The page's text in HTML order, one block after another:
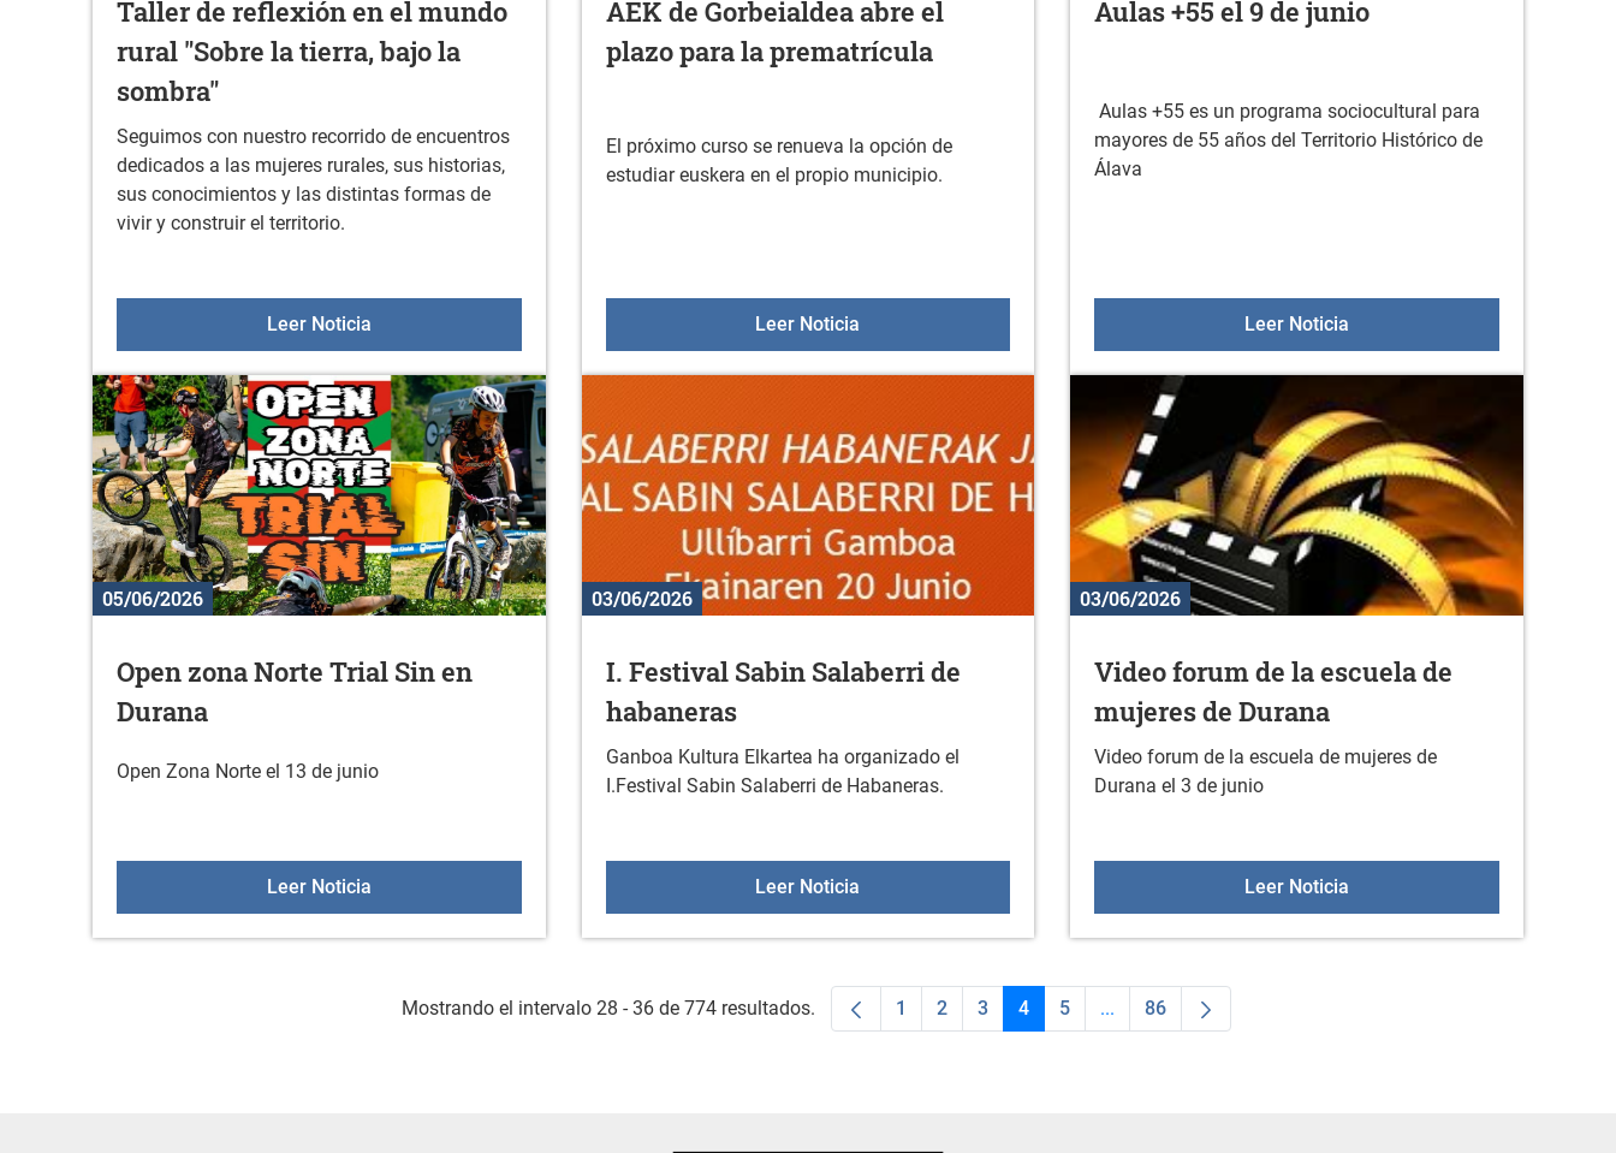
Taller de reflexión en el mundo
rural "Sobre la tierra, bajo la
sombra"
Seguimos con nuestro recorrido de encuentros
dedicados a las mujeres rurales, sus historias,
sus conocimientos y las distintas formas de
vivir y construir el territorio.
Leer NoticiaTaller de reflexión en el mundo rural "Sobre la tierra, bajo la sombra"
AEK de Gorbeialdea abre el
plazo para la prematrícula
El próximo curso se renueva la opción de
estudiar euskera en el propio municipio.
Leer Noticia AEK de Gorbeialdea abre el plazo para la prematrícula
Aulas +55 el 9 de junio
Aulas +55 es un programa sociocultural para
mayores de 55 años del Territorio Histórico de
Álava
Leer Noticia
05/06/2026
Open zona Norte Trial Sin en
Durana
Open Zona Norte el 13 de junio
Leer NoticiaOpen zona Norte Trial Sin en Durana
03/06/2026
I. Festival Sabin Salaberri de
habaneras
Ganboa Kultura Elkartea ha organizado el
I.Festival Sabin Salaberri de Habaneras.
Leer Noticia
03/06/2026
Video forum de la escuela de
mujeres de Durana
Video forum de la escuela de mujeres de
Durana el 3 de junio
Leer Noticia
Mostrando el intervalo 28 - 36 de 774 resultados. Página
1 Página
2 Página
3 Página
4 Página
5 ...Páginas intermedias Use TAB para desplazarse.
Página
86